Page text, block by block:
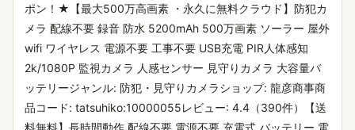
ポン！★【最大500万高画素 ・永久に無料クラウド】防犯カ
メラ 配線不要 録音 防水 5200mAh 500万画素 ソーラー 屋外
wifi ワイヤレス 電源不要 工事不要 USB充電 PIR人体感知
2k/1080P 監視カメラ 人感センサー 見守りカメラ 大容量バ
ッテリージャンル: 防犯・見守りカメラショップ: 龍彦商事商
品コード: tatsuhiko:10000055レビュー: 4.4（390件）【送
料無料】長時間動作 配線不要 電源不要 充電式 バッテリー 電